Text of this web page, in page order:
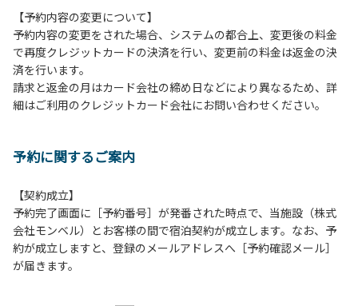
宿泊可能なサイトは除く）
１４．キャンプ場内に喫煙所はございません。他のお客様の
ご迷惑にならないようにご配慮願います。
【当キャンプ場での禁止事項】
１．花火（手持ちや打ち上げなど全て）。
３．硬いボールでの球技。（野球、キャッチボール・サッカ
４．大きな音で音楽や楽器などを鳴らす行為。（ 但し貸切イ
ベントは除く）
５．発電機の使用。（但し貸切イベントは除く）
６．申込みされたサイト以外のサイトの利用や共用部（シャ
ワー棟、水道など）の占有行為。
【予約内容の変更について】
予約内容の変更をされた場合、システムの都合上、変更後の料金
で再度クレジットカードの決済を行い、変更前の料金は返金の決
済を行います。
請求と返金の月はカード会社の締め日などにより異なるため、詳
細はご利用のクレジットカード会社にお問い合わせください。
予約に関するご案内
【契約成立】
予約完了画面に［予約番号］が発番された時点で、当施設（株式
会社モンベル）とお客様の間で宿泊契約が成立します。なお、予
約が成立しますと、登録のメールアドレスへ［予約確認メール］
が届きます。